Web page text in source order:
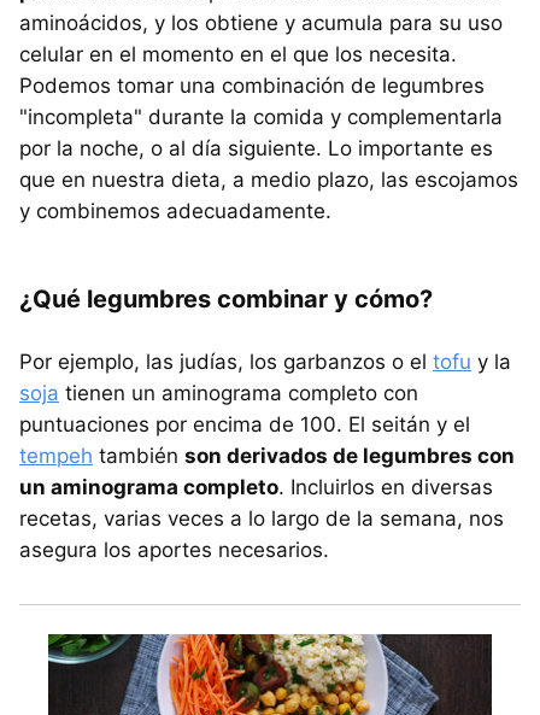
aminoácidos, y los obtiene y acumula para su uso
celular en el momento en el que los necesita.
Podemos tomar una combinación de legumbres
"incompleta" durante la comida y complementarla
por la noche, o al día siguiente. Lo importante es
que en nuestra dieta, a medio plazo, las escojamos
y combinemos adecuadamente.
¿Qué legumbres combinar y cómo?
Por ejemplo, las judías, los garbanzos o el tofu y la
soja tienen un aminograma completo con
puntuaciones por encima de 100. El seitán y el
tempeh también son derivados de legumbres con
un aminograma completo. Incluirlos en diversas
recetas, varias veces a lo largo de la semana, nos
asegura los aportes necesarios.